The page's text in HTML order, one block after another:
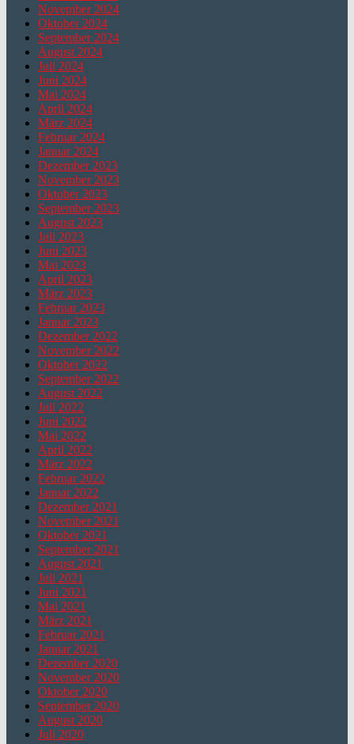
November 2024
Oktober 2024
September 2024
August 2024
Juli 2024
Juni 2024
Mai 2024
April 2024
März 2024
Februar 2024
Januar 2024
Dezember 2023
November 2023
Oktober 2023
September 2023
August 2023
Juli 2023
Juni 2023
Mai 2023
April 2023
März 2023
Februar 2023
Januar 2023
Dezember 2022
November 2022
Oktober 2022
September 2022
August 2022
Juli 2022
Juni 2022
Mai 2022
April 2022
März 2022
Februar 2022
Januar 2022
Dezember 2021
November 2021
Oktober 2021
September 2021
August 2021
Juli 2021
Juni 2021
Mai 2021
März 2021
Februar 2021
Januar 2021
Dezember 2020
November 2020
Oktober 2020
September 2020
August 2020
Juli 2020